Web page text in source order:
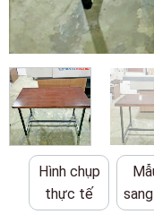
Hình chụp
thực tế